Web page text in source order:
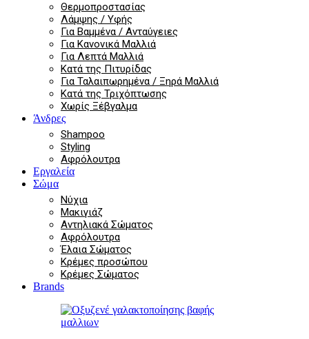
Θερμοπροστασίας
Λάμψης / Υφής
Για Βαμμένα / Ανταύγειες
Για Κανονικά Μαλλιά
Για Λεπτά Μαλλιά
Κατά της Πιτυρίδας
Για Ταλαιπωρημένα / Ξηρά Μαλλιά
Κατά της Τριχόπτωσης
Χωρίς Ξέβγαλμα
Άνδρες
Shampoo
Styling
Αφρόλουτρα
Εργαλεία
Σώμα
Νύχια
Μακιγιάζ
Αντηλιακά Σώματος
Αφρόλουτρα
Έλαια Σώματος
Κρέμες προσώπου
Κρέμες Σώματος
Brands